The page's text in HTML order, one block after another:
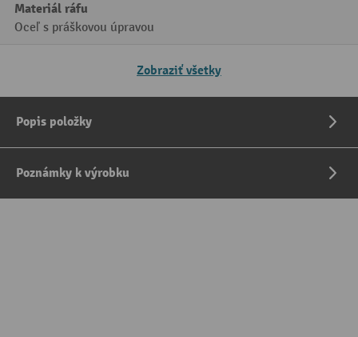
Materiál ráfu
Oceľ s práškovou úpravou
Zobraziť všetky
Popis položky
Poznámky k výrobku